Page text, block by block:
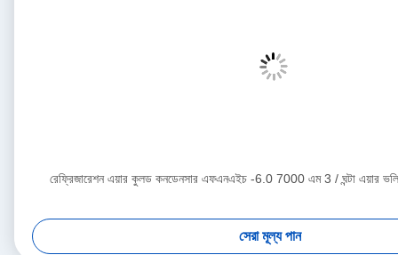
রেফ্রিজারেশন এয়ার কুলড কনডেনসার এফএনএইচ -6.0 7000 এম 3 / ঘন্টা এয়ার
সেরা মূল্য পান